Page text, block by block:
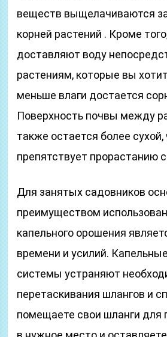
веществ выщелачиваются
корней растений . Кроме
доставляют воду
растениям, которые вы
меньше влаги достается
Поверхность почвы между
также остается более сухой,
препятствует прорастанию
Для занятых садовников
преимуществом
капельного орошения
времени и усилий.
системы устраняют
перетаскивания шлангов и
помещаете свои шланги для